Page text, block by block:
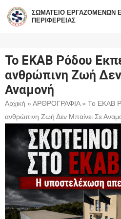
Μεταπηδήστε
περιεχόμενο
ΣΩΜΑΤΕΙΟ ΕΡΓΑΖΟΜΕΝΩΝ
ΠΕΡΙΦΕΡΕΙΑΣ
Το ΕΚΑΒ Ρόδου
ανθρώπινη Ζωή
Αναμονή
Αρχική » ΑΡΘΡΟΓΡΑΦΙΑ» Το ΕΚΑΒ
ανθρώπινη Ζωή Δεν Μπαίνει Σε